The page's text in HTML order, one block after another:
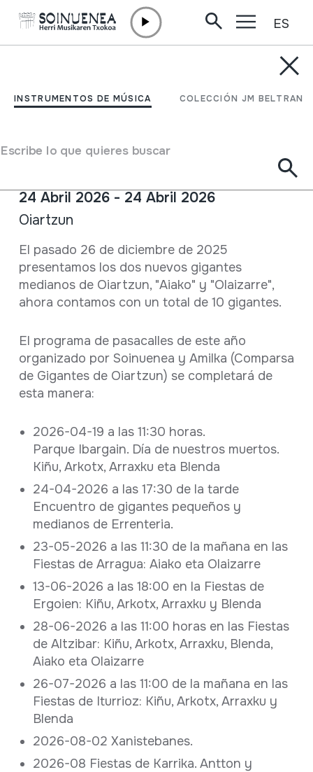
INSTRUMENTOS DE MÚSICA COLECCIÓN JM BELTRAN
Escribe lo que quieres buscar
ES
AMILKA. Programa de la
de Oiartzun
24 Abril 2026 - 24 Abril 2026
Oiartzun
Descripción
El pasado 26 de diciembre de 2025
presentamos los dos nuevos gigantes
medianos de Oiartzun, "Aiako" y "Olaizarre",
ahora contamos con un total de 10 gigantes.
El programa de pasacalles de este año
organizado por Soinuenea y Amilka (Comparsa
de Gigantes de Oiartzun) se completará de
esta manera:
2026-04-19 a las 11:30 horas.
Parque Ibargain. Día de nuestros muertos.
Kiñu, Arkotx, Arraxku eta Blenda
24-04-2026 a las 17:30 de la tarde
Encuentro de gigantes pequeños y
medianos de Errenteria.
23-05-2026 a las 11:30 de la mañana en las
Fiestas de Arragua: Aiako eta Olaizarre
13-06-2026 a las 18:00 en la Fiestas de
Ergoien: Kiñu, Arkotx, Arraxku y Blenda
28-06-2026 a las 11:00 horas en las Fiestas
de Altzibar: Kiñu, Arkotx, Arraxku, Blenda,
Aiako eta Olaizarre
26-07-2026 a las 11:00 de la mañana en las
Fiestas de Iturrioz: Kiñu, Arkotx, Arraxku y
Blenda
2026-08-02 Xanistebanes.
2026-08 Fiestas de Karrika. Antton y